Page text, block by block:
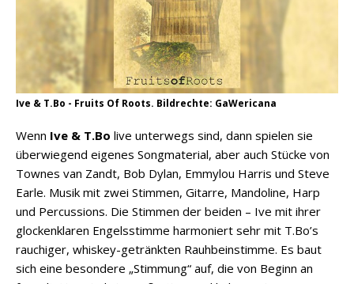
Ive & T.Bo - Fruits Of Roots. Bildrechte: GaWericana
Wenn Ive & T.Bo live unterwegs sind, dann spielen sie
überwiegend eigenes Songmaterial, aber auch Stücke von
Townes van Zandt, Bob Dylan, Emmylou Harris und Steve
Earle. Musik mit zwei Stimmen, Gitarre, Mandoline, Harp
und Percussions. Die Stimmen der beiden – Ive mit ihrer
glockenklaren Engelsstimme harmoniert sehr mit T.Bo’s
rauchiger, whiskey-getränkten Rauhbeinstimme. Es baut
sich eine besondere „Stimmung“ auf, die von Beginn an